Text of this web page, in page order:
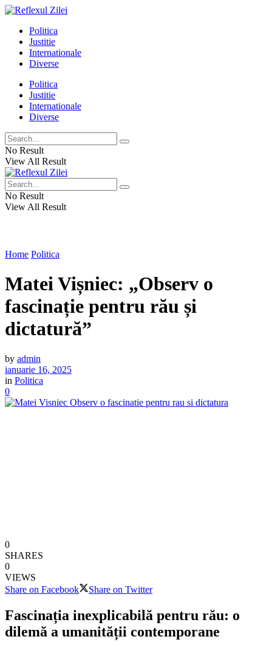
Politica
Justitie
Internationale
Diverse
Politica
Justitie
Internationale
Diverse
No Result
View All Result
No Result
View All Result
Home Politica
Matei Vișniec: „Observ o
fascinație pentru rău și
dictatură”
by admin
ianuarie 16, 2025
in Politica
0
0
SHARES
0
VIEWS
Share on Facebook
Share on Twitter
Fascinația inexplicabilă pentru rău: o
dilemă a umanității contemporane